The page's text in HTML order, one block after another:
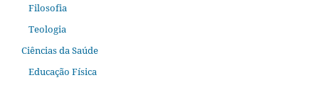
Filosofia
Teologia
Ciências da Saúde
Educação Física